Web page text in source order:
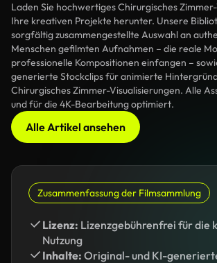
Laden Sie hochwertiges Chirurgisches
Ihre kreativen Projekte herunter. Unsere
sorgfältig zusammengestellte Auswahl an
Menschen gefilmten Aufnahmen – die reale
professionelle Kompositionen einfangen –
generierte Stockclips für animierte
Chirurgisches Zimmer-Visualisierungen. Alle
und für die 4K-Bearbeitung optimiert.
Alle Artikel ansehen
Zusammenfassung der Filmsammlung
Lizenz: Lizenzgebührenfrei für die
Nutzung
Inhalte: Original- und KI-